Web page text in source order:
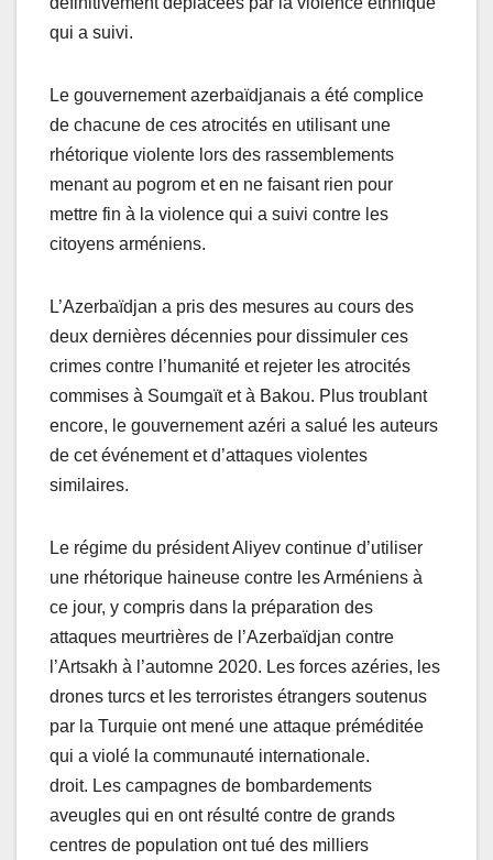
qui a suivi.
Le gouvernement azerbaïdjanais a été complice
de chacune de ces atrocités en utilisant une
rhétorique violente lors des rassemblements
menant au pogrom et en ne faisant rien pour
mettre fin à la violence qui a suivi contre les
citoyens arméniens.
L’Azerbaïdjan a pris des mesures au cours des
deux dernières décennies pour dissimuler ces
crimes contre l’humanité et rejeter les atrocités
commises à Soumgaït et à Bakou. Plus troublant
encore, le gouvernement azéri a salué les auteurs
de cet événement et d’attaques violentes
similaires.
Le régime du président Aliyev continue d’utiliser
une rhétorique haineuse contre les Arméniens à
ce jour, y compris dans la préparation des
attaques meurtrières de l’Azerbaïdjan contre
l’Artsakh à l’automne 2020. Les forces azéries, les
drones turcs et les terroristes étrangers soutenus
par la Turquie ont mené une attaque préméditée
qui a violé la communauté internationale.
droit. Les campagnes de bombardements
aveugles qui en ont résulté contre de grands
centres de population ont tué des milliers